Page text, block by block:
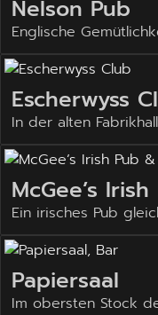
Nelson Pub
Englische
Escherwyss
In der alten
McGee’s
Ein irisches Pub
Papiersaal
Im obersten Stock